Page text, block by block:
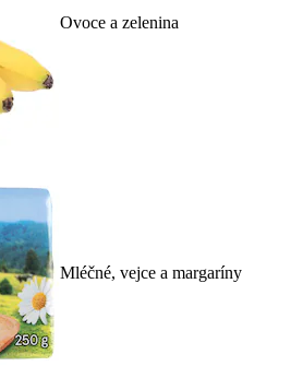
Ovoce a zelenina
Mléčné, vejce a margaríny